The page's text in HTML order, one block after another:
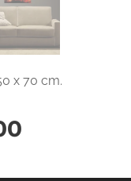
x 70 cm.